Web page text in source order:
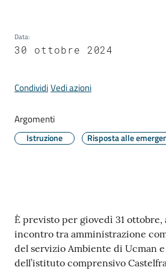
A
l
r
e
m
Sportello
telematico
SUE
Data:
30 ottobre 2024
CondividiVedi azioni
Argomenti
Istruzione Risposta alle
Contenuto
È previsto per giovedì 31 ottobre,
incontro tra amministrazione
del servizio Ambiente di Ucman
dell’istituto comprensivo